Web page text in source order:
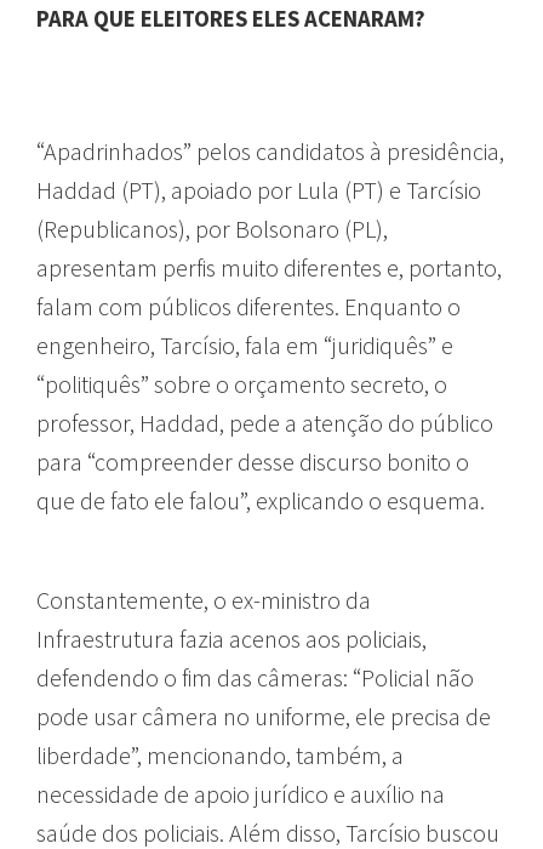
PARA QUE ELEITORES ELES ACENARAM?
“Apadrinhados” pelos candidatos à presidência,
Haddad (PT), apoiado por Lula (PT) e Tarcísio
(Republicanos), por Bolsonaro (PL),
apresentam perfis muito diferentes e, portanto,
falam com públicos diferentes. Enquanto o
engenheiro, Tarcísio, fala em “juridiquês” e
“politiquês” sobre o orçamento secreto, o
professor, Haddad, pede a atenção do público
para “compreender desse discurso bonito o
que de fato ele falou”, explicando o esquema.
Constantemente, o ex-ministro da
Infraestrutura fazia acenos aos policiais,
defendendo o fim das câmeras: “Policial não
pode usar câmera no uniforme, ele precisa de
liberdade”, mencionando, também, a
necessidade de apoio jurídico e auxílio na
saúde dos policiais. Além disso, Tarcísio buscou